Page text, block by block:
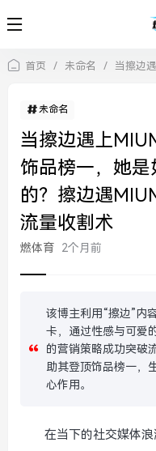
首页 / 未命名 / 当擦边遇上MiuMiu，
未命名
当擦边遇上
饰品榜一，她
的？擦边遇
流量收割术
燃体育 2个月前
该博主利用“擦边”内
卡，通过性感与可爱
的营销策略成功突破
助其登顶饰品榜一，
心作用。
在当下的社交媒体